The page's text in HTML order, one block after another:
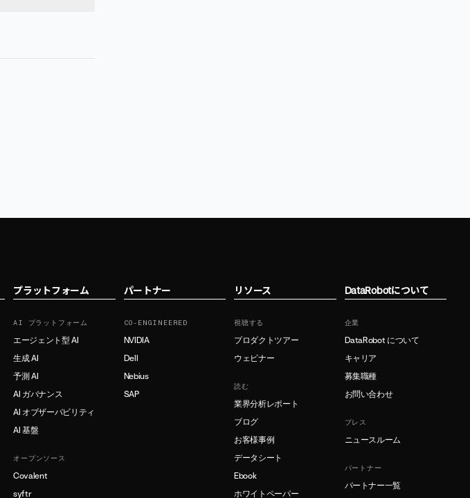
プラットフォーム
AI プラットフォーム
エージェント型 AI
生成 AI
予測 AI
AI ガバナンス
AI オブザーバビリティ
AI 基盤
オープンソース
Covalent
syftr
パートナー
CO-ENGINEERED
NVIDIA
Dell
Nebius
SAP
リソース
視聴する
プロダクトツアー
ウェビナー
読む
業界分析レポート
ブログ
お客様事例
データシート
Ebook
ホワイトペーパー
DataRobotについて
企業
DataRobot について
キャリア
募集職種
お問い合わせ
プレス
ニュースルーム
パートナー
パートナー一覧